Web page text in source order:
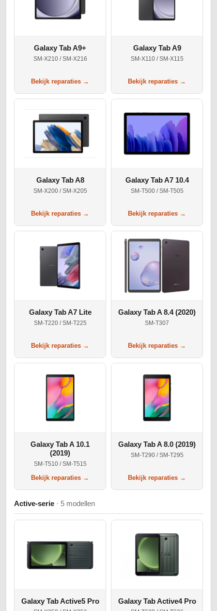
Galaxy Tab A9+
SM-X210 / SM-X216
Bekijk reparaties →
Galaxy Tab A9
SM-X110 / SM-X115
Bekijk reparaties →
Galaxy Tab A8
SM-X200 / SM-X205
Bekijk reparaties →
Galaxy Tab A7 10.4
SM-T500 / SM-T505
Bekijk reparaties →
Galaxy Tab A7 Lite
SM-T220 / SM-T225
Bekijk reparaties →
Galaxy Tab A 8.4 (2020)
SM-T307
Bekijk reparaties →
Galaxy Tab A 10.1
(2019)
SM-T510 / SM-T515
Bekijk reparaties →
Galaxy Tab A 8.0 (2019)
SM-T290 / SM-T295
Bekijk reparaties →
Active-serie · 5 modellen
Galaxy Tab Active5 Pro Galaxy Tab Active4 Pro